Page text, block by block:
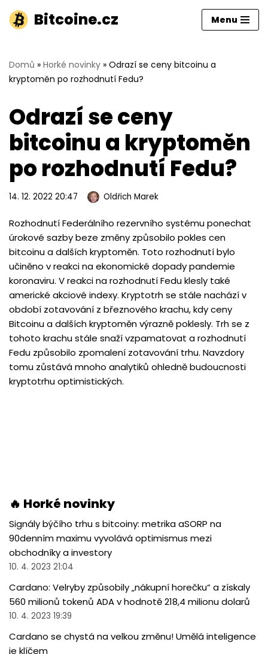
Přeskočit
obsah
Bitcoine.cz Menu
Domů » Horké novinky » Odrazí se ceny bitcoinu a
kryptoměn po rozhodnutí Fedu?
Odrazí se ceny
bitcoinu a kryptoměn
po rozhodnutí Fedu?
14. 12. 2022 20:47 Oldřich Marek
Rozhodnutí Federálního rezervního systému ponechat
úrokové sazby beze změny způsobilo pokles cen
bitcoinu a dalších kryptoměn. Toto rozhodnutí bylo
učiněno v reakci na ekonomické dopady pandemie
koronaviru. V reakci na rozhodnutí Fedu klesly také
americké akciové indexy. Kryptotrh se stále nachází v
období zotavování z březnového krachu, kdy ceny
Bitcoinu a dalších kryptoměn výrazně poklesly. Trh se z
tohoto krachu stále snaží vzpamatovat a rozhodnutí
Fedu způsobilo zpomalení zotavování trhu. Navzdory
tomu zůstává mnoho analytiků ohledně budoucnosti
kryptotrhu optimistických.
🔥 Horké novinky
Signály býčího trhu s bitcoiny: metrika aSORP na
90denním maximu vyvolává optimismus mezi
obchodníky a investory
10. 4. 2023 21:04
Cardano: Velryby způsobily „nákupní horečku“ a získaly
560 milionů tokenů ADA v hodnotě 218,4 milionu dolarů
10. 4. 2023 19:39
Cardano se chystá na velkou změnu! Umělá inteligence
je klíčem